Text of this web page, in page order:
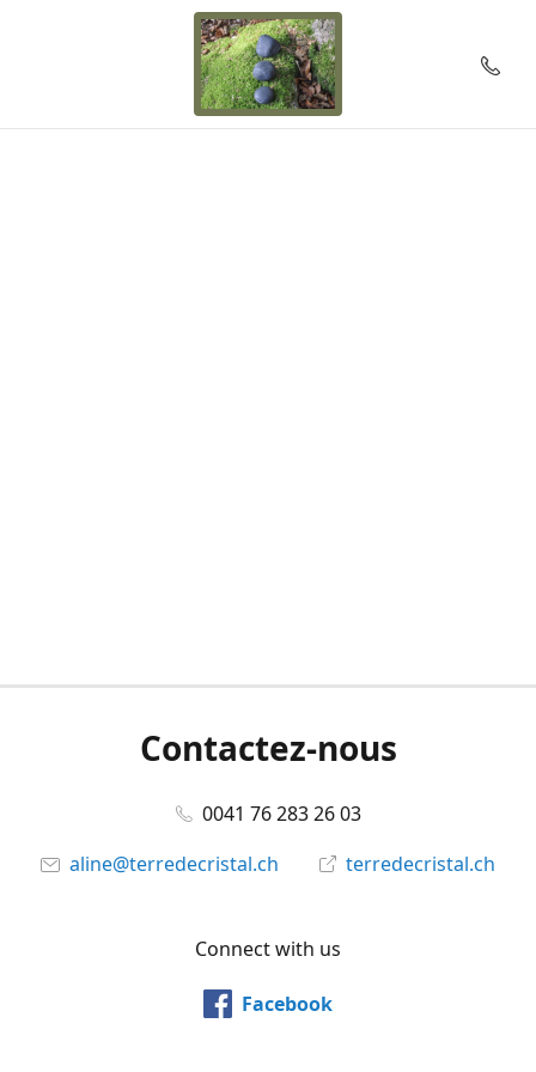
Contactez-nous
0041 76 283 26 03
aline@terredecristal.ch
terredecristal.ch
Connect with us
Facebook